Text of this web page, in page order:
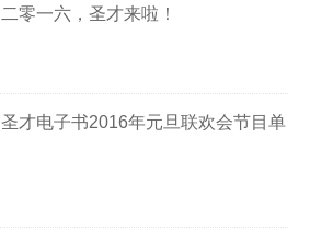
二零一六，圣才来啦！
圣才电子书2016年元旦联欢会节目单